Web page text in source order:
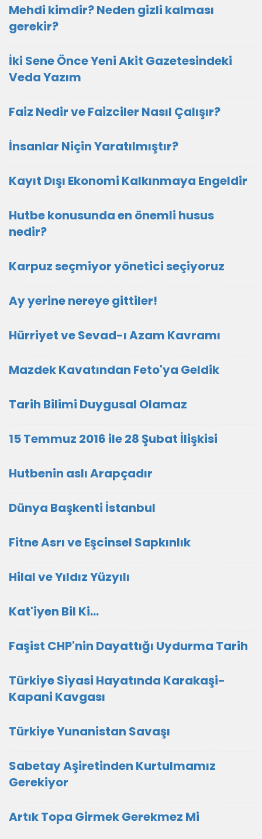
Mehdi kimdir? Neden gizli kalması
gerekir?
İki Sene Önce Yeni Akit Gazetesindeki
Veda Yazım
Faiz Nedir ve Faizciler Nasıl Çalışır?
İnsanlar Niçin Yaratılmıştır?
Kayıt Dışı Ekonomi Kalkınmaya Engeldir
Hutbe konusunda en önemli husus
nedir?
Karpuz seçmiyor yönetici seçiyoruz
Ay yerine nereye gittiler!
Hürriyet ve Sevad-ı Azam Kavramı
Mazdek Kavatından Feto'ya Geldik
Tarih Bilimi Duygusal Olamaz
15 Temmuz 2016 ile 28 Şubat İlişkisi
Hutbenin aslı Arapçadır
Dünya Başkenti İstanbul
Fitne Asrı ve Eşcinsel Sapkınlık
Hilal ve Yıldız Yüzyılı
Kat'iyen Bil Ki…
Faşist CHP'nin Dayattığı Uydurma Tarih
Türkiye Siyasi Hayatında Karakaşi-
Kapani Kavgası
Türkiye Yunanistan Savaşı
Sabetay Aşiretinden Kurtulmamız
Gerekiyor
Artık Topa Girmek Gerekmez Mi